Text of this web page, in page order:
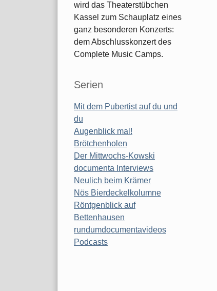
wird das Theaterstübchen
Kassel zum Schauplatz eines
ganz besonderen Konzerts:
dem Abschlusskonzert des
Complete Music Camps.
Serien
Mit dem Pubertist auf du und
du
Augenblick mal!
Brötchenholen
Der Mittwochs-Kowski
documenta Interviews
Neulich beim Krämer
Nös Bierdeckelkolumne
Röntgenblick auf
Bettenhausen
rundumdocumentavideos
Podcasts